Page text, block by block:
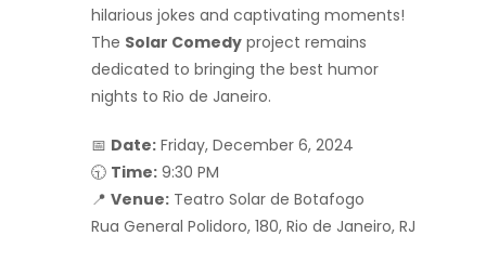
hilarious jokes and captivating moments!
The Solar Comedy project remains
dedicated to bringing the best humor
nights to Rio de Janeiro.
📅 Date: Friday, December 6, 2024
🕤 Time: 9:30 PM
📍 Venue: Teatro Solar de Botafogo
Rua General Polidoro, 180, Rio de Janeiro, RJ